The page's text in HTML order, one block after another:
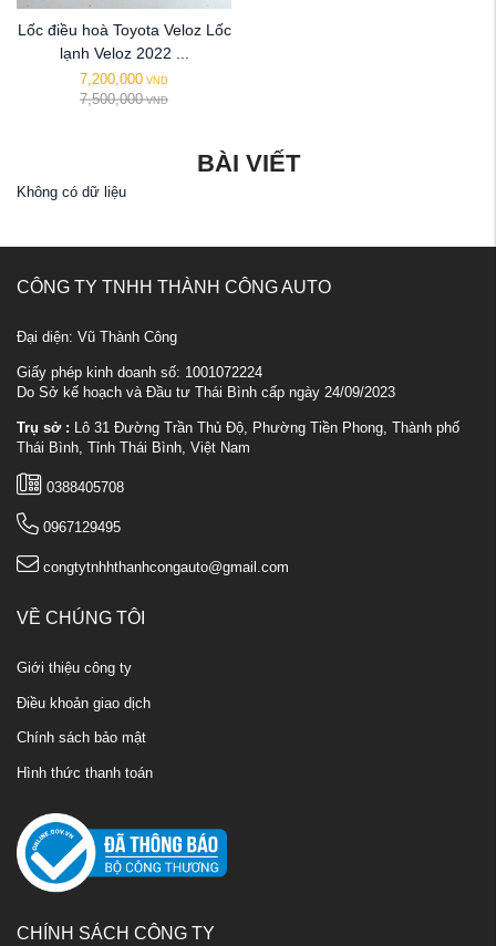
Lốc điều hoà Toyota Veloz Lốc
lạnh Veloz 2022 ...
7,200,000 VND
7,500,000 VND
BÀI VIẾT
Không có dữ liệu
CÔNG TY TNHH THÀNH CÔNG AUTO
Đại diện: Vũ Thành Công
Giấy phép kinh doanh số: 1001072224
Do Sở kế hoạch và Đầu tư Thái Bình cấp ngày 24/09/2023
Trụ sở : Lô 31 Đường Trần Thủ Độ, Phường Tiền Phong, Thành phố
Thái Bình, Tỉnh Thái Bình, Việt Nam
0388405708
0967129495
congtytnhhthanhcongauto@gmail.com
VỀ CHÚNG TÔI
Giới thiệu công ty
Điều khoản giao dịch
Chính sách bảo mật
Hình thức thanh toán
CHÍNH SÁCH CÔNG TY